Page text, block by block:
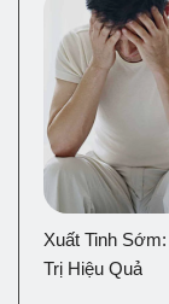
Xuất Tinh
Trị Hiệu Quả